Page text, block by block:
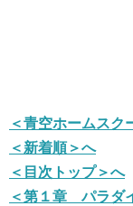
＜青空ホームスク
＜新着順＞へ
＜目次トップ＞へ
＜第１章 パラダ